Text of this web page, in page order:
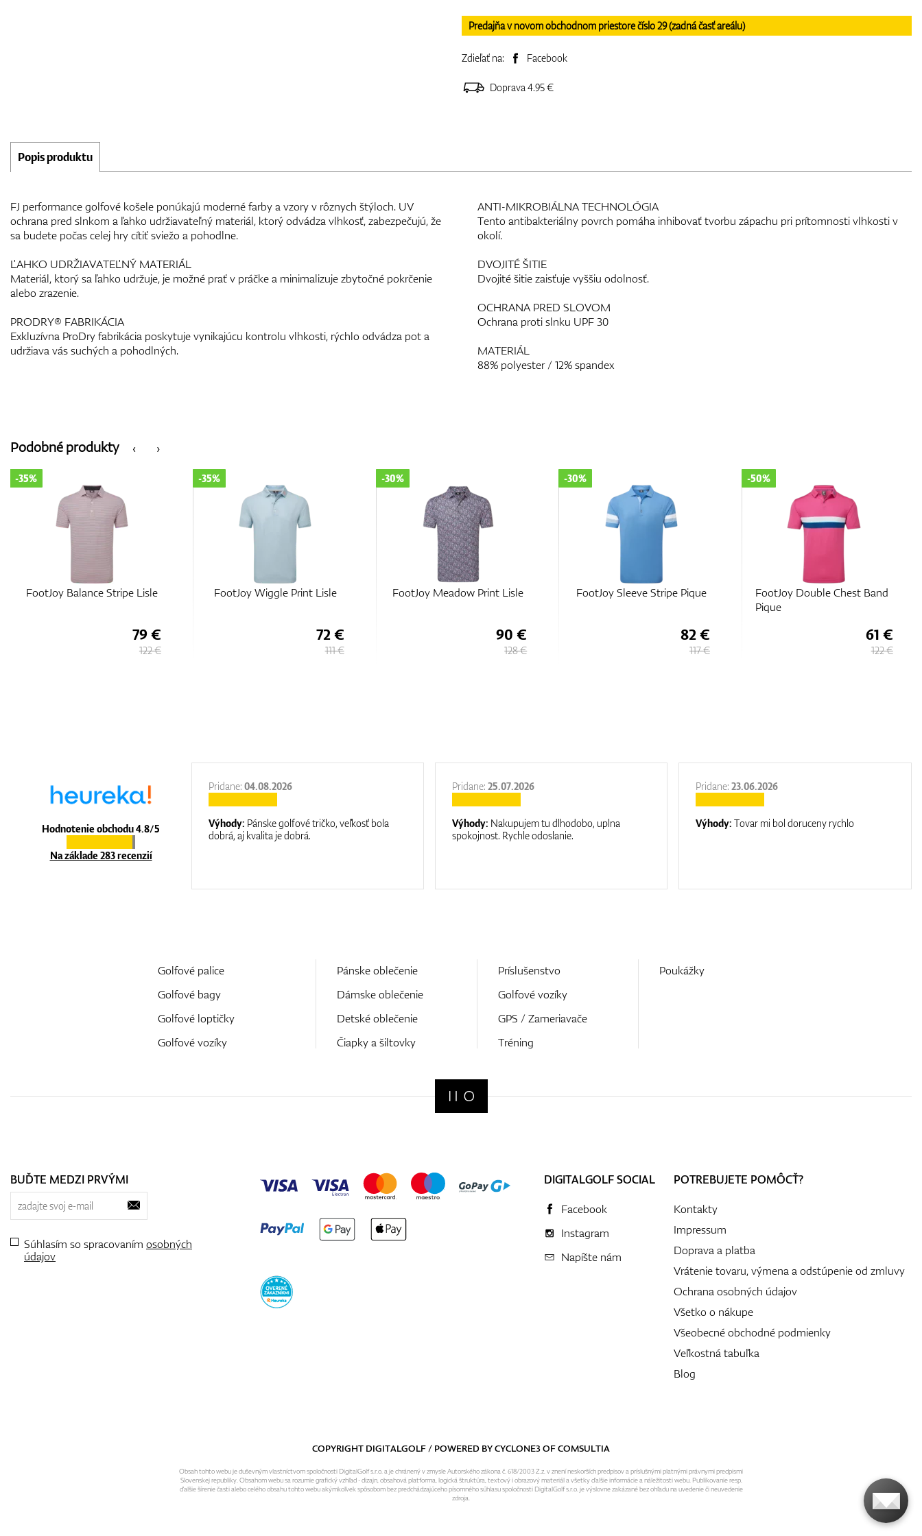
Predajňa v novom obchodnom priestore číslo 29 (zadná časť areálu)
Zdieľať na: Facebook
Doprava 4.95 €
Popis produktu
FJ performance golfové košele ponúkajú moderné farby a vzory v rôznych štýloch. UV
ochrana pred slnkom a ľahko udržiavateľný materiál, ktorý odvádza vlhkosť, zabezpečujú, že
sa budete počas celej hry cítiť sviežo a pohodlne.
ĽAHKO UDRŽIAVATEĽNÝ MATERIÁL
Materiál, ktorý sa ľahko udržuje, je možné prať v práčke a minimalizuje zbytočné pokrčenie
alebo zrazenie.
PRODRY® FABRIKÁCIA
Exkluzívna ProDry fabrikácia poskytuje vynikajúcu kontrolu vlhkosti, rýchlo odvádza pot a
udržiava vás suchých a pohodlných.
ANTI-MIKROBIÁLNA TECHNOLÓGIA
Tento antibakteriálny povrch pomáha inhibovať tvorbu zápachu pri prítomnosti vlhkosti v
okolí.
DVOJITÉ ŠITIE
Dvojité šitie zaisťuje vyššiu odolnosť.
OCHRANA PRED SLOVOM
Ochrana proti slnku UPF 30
MATERIÁL
88% polyester / 12% spandex
‹
Podobné produkty ›
FootJoy Balance Stripe Lisle
-35%
79 €
122 €
FootJoy Wiggle Print Lisle
-35%
72 €
111 €
FootJoy Meadow Print Lisle
-30%
90 €
128 €
FootJoy Sleeve Stripe Pique
-30%
82 €
117 €
FootJoy Double Chest Band
Pique
-50%
61 €
122 €
Hodnotenie obchodu 4.8/5
Na základe 283 recenzií
It is a great shop where they help you
Pridane:04.08.2026
Výhody: Pánske golfové tričko, veľkosť bola
dobrá, aj kvalita je dobrá.
Pridane:25.07.2026
Výhody: Nakupujem tu dlhodobo, uplna
spokojnost. Rychle odoslanie.
Pridane:23.06.2026
Výhody:Tovar mi bol doruceny rychlo
Golfové palice
Golfové bagy
Golfové loptičky
Golfové vozíky
Pánske oblečenie
Dámske oblečenie
Detské oblečenie
Čiapky a šiltovky
Príslušenstvo
Golfové vozíky
GPS / Zameriavače
Tréning
Poukážky
BUĎTE MEDZI PRVÝMI
Súhlasím so spracovaním osobných
údajov
DIGITALGOLF SOCIAL
Facebook
Instagram
Napíšte nám
POTREBUJETE POMÔCŤ?
Kontakty
Impressum
Doprava a platba
Vrátenie tovaru, výmena a odstúpenie od zmluvy
Ochrana osobných údajov
Všetko o nákupe
Všeobecné obchodné podmienky
Veľkostná tabuľka
Blog
COPYRIGHT DIGITALGOLF / POWERED BYCYCLONE3OFCOMSULTIA
Obsah tohto webu je duševným vlastníctvom spoločnosti DigitalGolf s.r.o. a je chránený v zmysle Autorského zákona č. 618/2003 Z.z. v znení neskorších predpisov a príslušnými platnými právnymi predpismi
Slovenskej republiky. Obsahom webu sa rozumie grafický vzhľad - dizajn, obsahová platforma, logická štruktúra, textový i obrazový materiál a všetky ďalšie informácie a náležitosti webu. Publikovanie resp.
ďalšie šírenie časti alebo celého obsahu tohto webu akýmkoľvek spôsobom bez predchádzajúceho písomného súhlasu spoločnosti DigitalGolf s.r.o. je výslovne zakázané bez ohľadu na uvedenie či neuvedenie
zdroja.